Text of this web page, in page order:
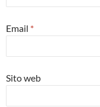
Email *
Sito web